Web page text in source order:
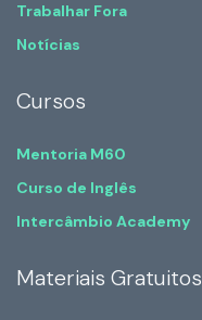
Trabalhar Fora
Notícias
Cursos
Mentoria M60
Curso de Inglês
Intercâmbio Academy
Materiais Gratuitos